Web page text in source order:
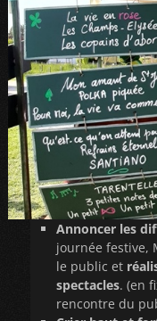
Annoncer les
journée festive,
le public et
spectacles. (en
rencontre du